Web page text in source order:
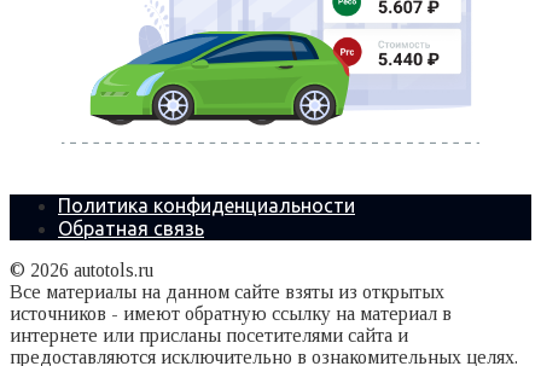
Политика конфиденциальности
Обратная связь
© 2026 autotols.ru
Все материалы на данном сайте взяты из открытых
источников - имеют обратную ссылку на материал в
интернете или присланы посетителями сайта и
предоставляются исключительно в ознакомительных целях.